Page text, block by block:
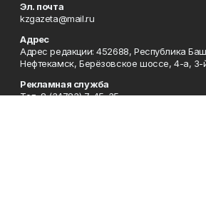
Эл. почта
kzgazeta@mail.ru
Адрес
Адрес редакции: 452688, Республика
Нефтекамск, Берёзовское шоссе, 4-а, 3-
Рекламная служба
Тел. 8 (34783) 7-45-35.